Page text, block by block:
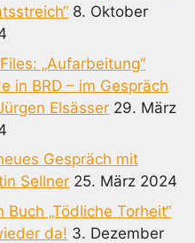
8. Oktober
„Aufarbeitung“
in BRD – im Gespräch
Elsässer 29. März
Gespräch mit
Sellner 25. März 2024
Buch „Tödliche Torheit“
da! 3. Dezember